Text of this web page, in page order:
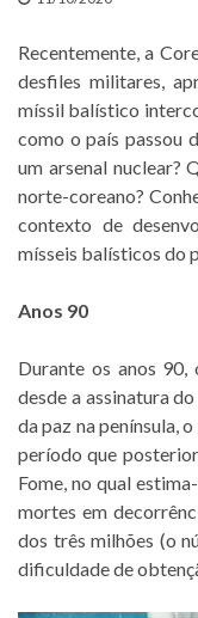
Recentemente, a
desfiles militares,
míssil balístico
como o país passou
um arsenal nuclear?
norte-coreano?
contexto de
mísseis balísticos do
Anos 90
Durante os anos
desde a assinatura
da paz na península,
período que
Fome, no qual
mortes em
dos três milhões (o
dificuldade de